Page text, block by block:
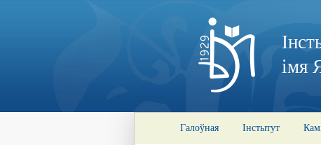
імя
Галоўная Інстытут